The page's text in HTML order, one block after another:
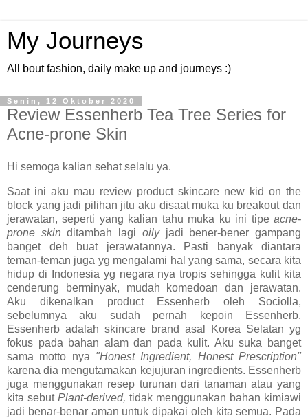
My Journeys
All bout fashion, daily make up and journeys :)
Senin, 12 Oktober 2020
Review Essenherb Tea Tree Series for
Acne-prone Skin
Hi semoga kalian sehat selalu ya.
Saat ini aku mau review product skincare new kid on the
block yang jadi pilihan jitu aku disaat muka ku breakout dan
jerawatan, seperti yang kalian tahu muka ku ini tipe acne-
prone skinditambah lagi oily jadi bener-bener gampang
banget deh buat jerawatannya. Pasti banyak diantara
teman-teman juga yg mengalami hal yang sama, secara kita
hidup di Indonesia yg negara nya tropis sehingga kulit kita
cenderung berminyak, mudah komedoan dan jerawatan.
Aku dikenalkan product Essenherb oleh Sociolla,
sebelumnya aku sudah pernah kepoin Essenherb.
Essenherb adalah skincare brand asal Korea Selatan yg
fokus pada bahan alam dan pada kulit. Aku suka banget
sama motto nya "Honest Ingredient, Honest Prescription"
karena dia mengutamakan kejujuran ingredients. Essenherb
juga menggunakan resep turunan dari tanaman atau yang
kita sebut Plant-derived, tidak menggunakan bahan kimiawi
jadi benar-benar aman untuk dipakai oleh kita semua. Pada